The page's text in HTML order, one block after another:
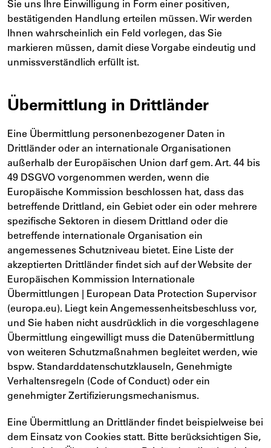
Sie uns Ihre Einwilligung in Form einer positiven,
bestätigenden Handlung erteilen müssen. Wir werden
Ihnen wahrscheinlich ein Feld vorlegen, das Sie
markieren müssen, damit diese Vorgabe eindeutig und
unmissverständlich erfüllt ist.
Übermittlung in Drittländer
Eine Übermittlung personenbezogener Daten in
Drittländer oder an internationale Organisationen
außerhalb der Europäischen Union darf gem. Art. 44 bis
49 DSGVO vorgenommen werden, wenn die
Europäische Kommission beschlossen hat, dass das
betreffende Drittland, ein Gebiet oder ein oder mehrere
spezifische Sektoren in diesem Drittland oder die
betreffende internationale Organisation ein
angemessenes Schutzniveau bietet. Eine Liste der
akzeptierten Drittländer findet sich auf der Website der
Europäischen Kommission Internationale
Übermittlungen | European Data Protection Supervisor
(europa.eu). Liegt kein Angemessenheitsbeschluss vor,
und Sie haben nicht ausdrücklich in die vorgeschlagene
Übermittlung eingewilligt muss die Datenübermittlung
von weiteren Schutzmaßnahmen begleitet werden, wie
bspw. Standarddatenschutzklauseln, Genehmigte
Verhaltensregeln (Code of Conduct) oder ein
genehmigter Zertifizierungsmechanismus.
Eine Übermittlung an Drittländer findet beispielweise bei
dem Einsatz von Cookies statt. Bitte berücksichtigen Sie,